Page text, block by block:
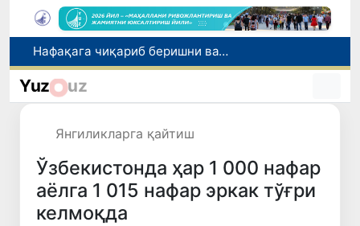
Рақобат қўмитаси биологик фаол қўшимчалар рекламаси бўйича огоҳлантирди
Маҳалла банкири: рақамлар ортидаги инсонлар тақдири
Yuz uz
Янгиликларга қайтиш
Ўзбекистонда ҳар 1 000 нафар
аёлга 1 015 нафар эркак тўғри
келмоқда